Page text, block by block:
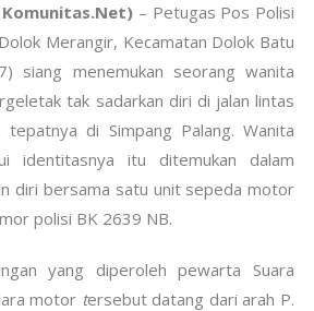
Komunitas.Net) – Petugas Pos Polisi
Merangir, Kecamatan Dolok Batu
siang menemukan seorang wanita
tak sadarkan diri di jalan lintas
tepatnya di Simpang Palang. Wanita
identitasnya itu ditemukan dalam
diri bersama satu unit sepeda motor
polisi BK 2639 NB.
yang diperoleh pewarta Suara
motor tersebut datang dari arah P.